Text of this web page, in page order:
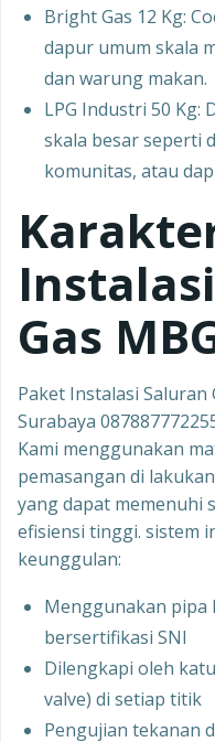
Bright Gas 12 Kg:
dapur umum skala
dan warung makan.
LPG Industri 50
skala besar seperti
komunitas, atau
Gas
Paket Instalasi
Surabaya
Kami menggunakan
pemasangan di
yang dapat memenuhi
efisiensi tinggi. sistem
keunggulan:
Menggunakan pipa
bersertifikasi SNI
Dilengkapi oleh
valve) di setiap titik
Pengujian tekanan